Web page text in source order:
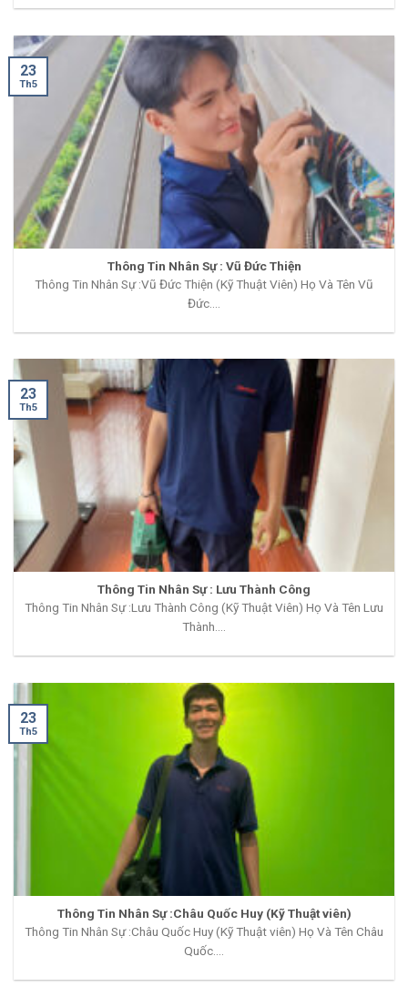
Thông Tin Nhân Sự : Vũ Đức Thiện
Thông Tin Nhân Sự :Vũ Đức Thiện (Kỹ Thuật Viên) Họ Và Tên Vũ
Đức....
23
Th5
Thông Tin Nhân Sự : Lưu Thành Công
Thông Tin Nhân Sự :Lưu Thành Công (Kỹ Thuật Viên) Họ Và Tên Lưu
Thành....
23
Th5
Thông Tin Nhân Sự :Châu Quốc Huy (Kỹ Thuật viên)
Thông Tin Nhân Sự :Châu Quốc Huy (Kỹ Thuật viên) Họ Và Tên Châu
Quốc....
23
Th5